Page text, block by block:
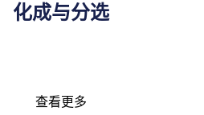
化成与分选
查看更多